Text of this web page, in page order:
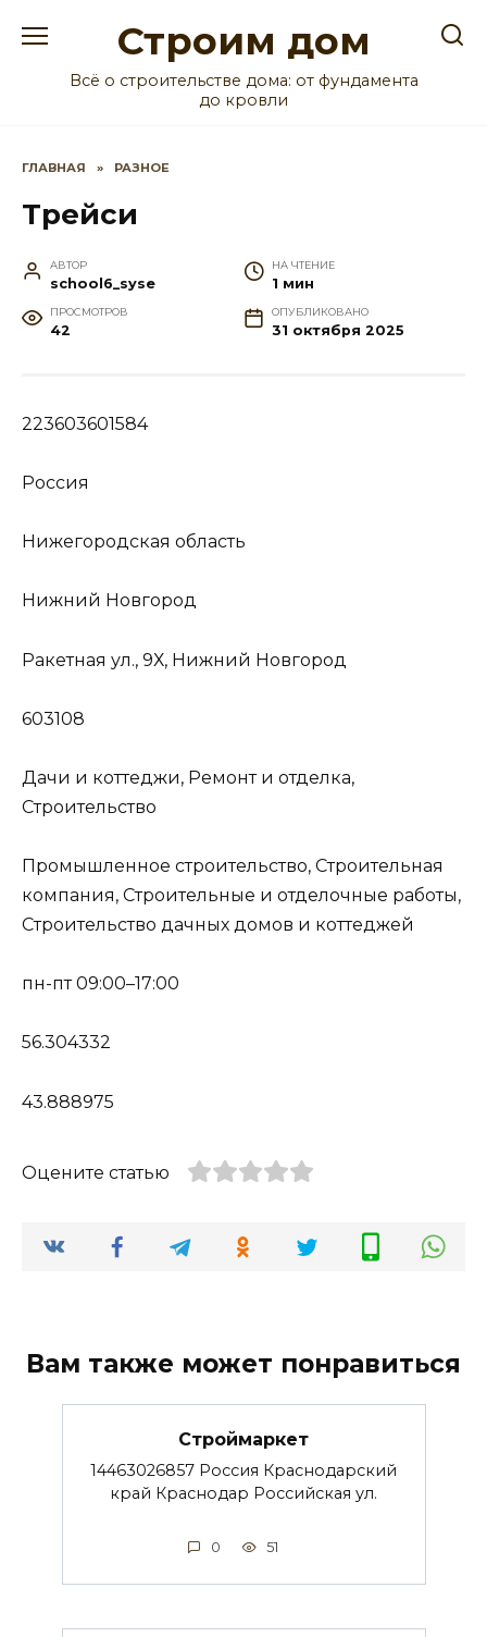
Строим дом
Всё о строительстве дома: от фундамента
до кровли
ГЛАВНАЯ » РАЗНОЕ
Трейси
АВТОР
school6_syse
НА ЧТЕНИЕ
1 мин
ПРОСМОТРОВ
42
ОПУБЛИКОВАНО
31 октября 2025
223603601584
Россия
Нижегородская область
Нижний Новгород
Ракетная ул., 9Х, Нижний Новгород
603108
Дачи и коттеджи, Ремонт и отделка,
Строительство
Промышленное строительство, Строительная
компания, Строительные и отделочные работы,
Строительство дачных домов и коттеджей
пн-пт 09:00–17:00
56.304332
43.888975
Оцените статью
Вам также может понравиться
Строймаркет
14463026857 Россия Краснодарский
край Краснодар Российская ул.
0 51